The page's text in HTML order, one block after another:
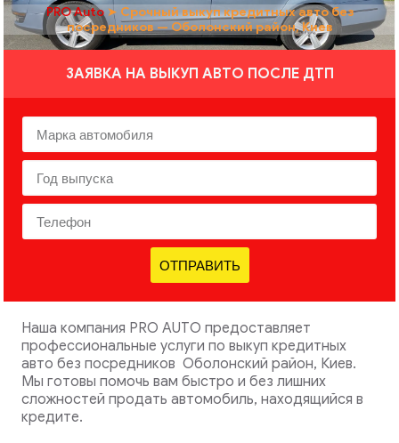
PRO Auto➤ Срочный выкуп кредитных авто без
посредников — Оболонский район, Киев
ЗАЯВКА НА ВЫКУП АВТО ПОСЛЕ ДТП
ОТПРАВИТЬ
Наша компания PRO AUTO предоставляет
профессиональные услуги по выкуп кредитных
авто без посредников Оболонский район, Киев.
Мы готовы помочь вам быстро и без лишних
сложностей продать автомобиль, находящийся в
кредите.